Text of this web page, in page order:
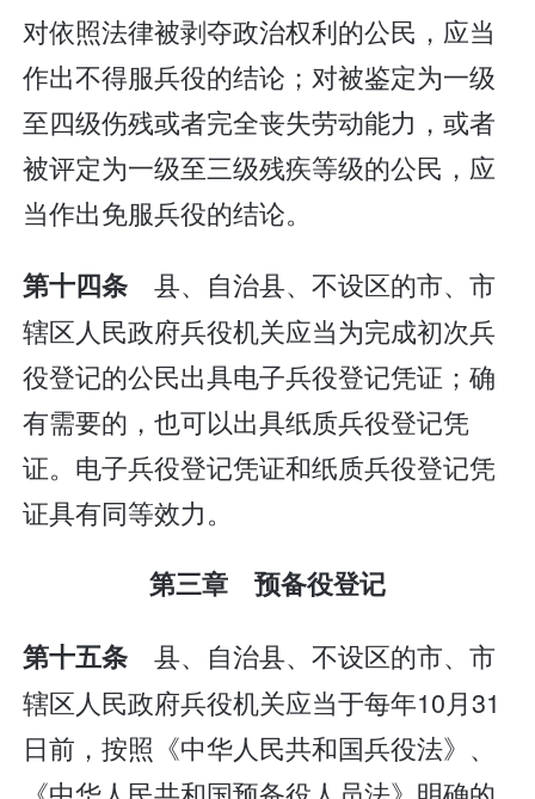
对依照法律被剥夺政治权利的公民，应当
作出不得服兵役的结论；对被鉴定为一级
至四级伤残或者完全丧失劳动能力，或者
被评定为一级至三级残疾等级的公民，应
当作出免服兵役的结论。
第十四条县、自治县、不设区的市、市
辖区人民政府兵役机关应当为完成初次兵
役登记的公民出具电子兵役登记凭证；确
有需要的，也可以出具纸质兵役登记凭
证。电子兵役登记凭证和纸质兵役登记凭
证具有同等效力。
第三章 预备役登记
第十五条县、自治县、不设区的市、市
辖区人民政府兵役机关应当于每年10月31
日前，按照《中华人民共和国兵役法》、